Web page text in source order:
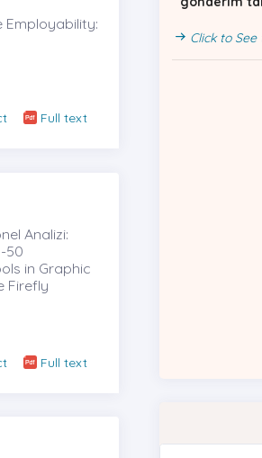
Employability:
Full text
Analizi:
50
in Graphic
Firefly
Full text